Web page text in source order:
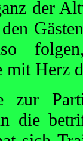
der
mit Herz
zur
die